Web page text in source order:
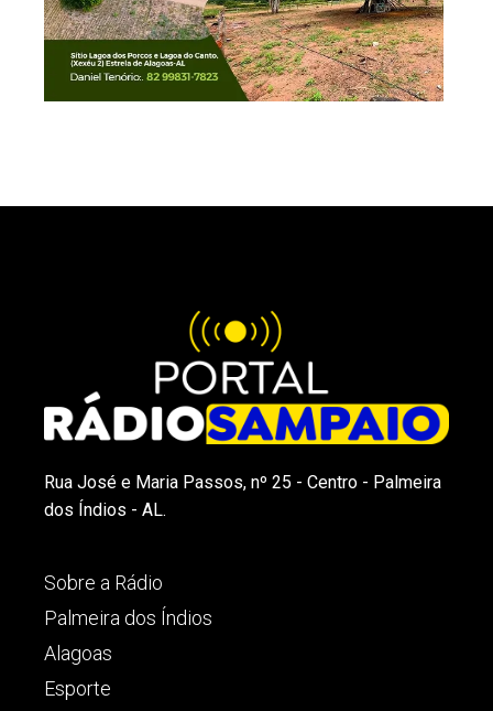
Rua José e Maria Passos, nº 25 - Centro - Palmeira
dos Índios - AL.
Sobre a Rádio
Palmeira dos Índios
Alagoas
Esporte